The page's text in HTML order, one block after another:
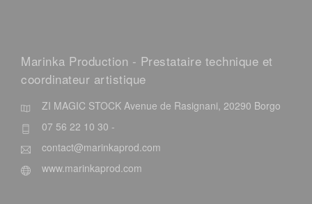
Marinka Production - Prestataire technique et
coordinateur artistique
ZI MAGIC STOCK Avenue de Rasignani, 20290 Borgo
07 56 22 10 30 -
contact@marinkaprod.com
www.marinkaprod.com